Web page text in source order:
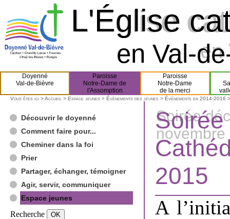
L'Église
L'Église
en
en Val-
Doyenné
Val-de-Bièvre
Paroisse
Notre-Dame de
l'Assomption
Paroisse
Notre-Dame
de la merci
Vous êtes ici >Accueil > Espace jeunes > Événements des jeunes > Évènements en 2014-2016
Découvrir le doyenné
Comment faire pour...
Cheminer dans la foi
Prier
Partager, échanger, témoigner
Agir, servir, communiquer
Espace jeunes
Recherche
Soirée
novembre
2015
A